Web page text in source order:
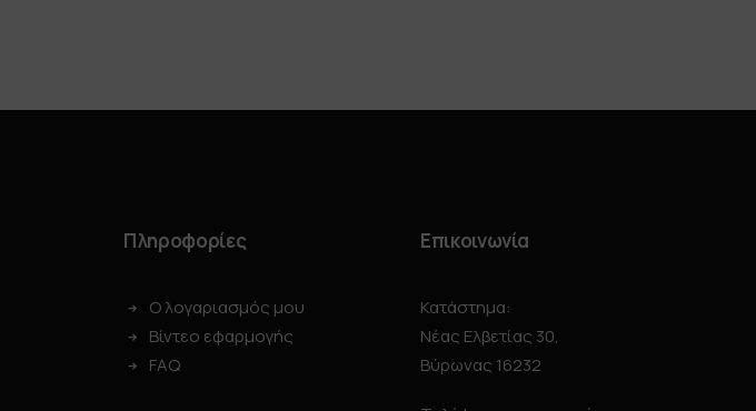
Πληροφορίες
Ο λογαριασμός μου
Βίντεο εφαρμογής
FAQ
Επικοινωνία
Κατάστημα:
Νέας Ελβετίας 30,
Βύρωνας 16232